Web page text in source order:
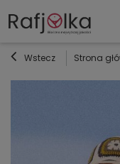
Wstecz Strona